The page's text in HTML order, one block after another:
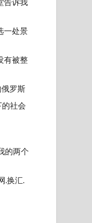
一处景
有被整
罗斯
社会
的两个
.换汇.